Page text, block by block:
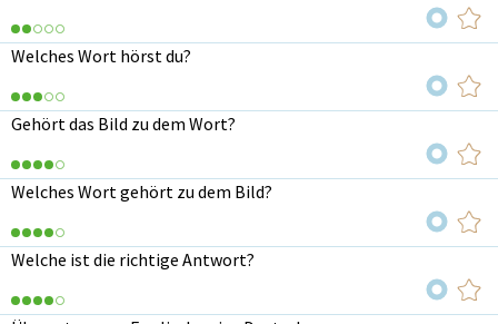
Welches Wort hörst du?
Gehört das Bild zu dem Wort?
Welches Wort gehört zu dem Bild?
Welche ist die richtige Antwort?